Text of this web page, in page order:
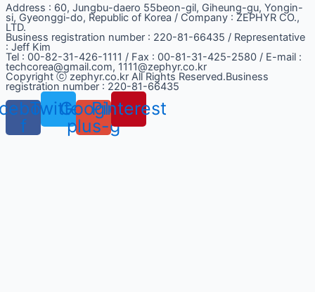
Address : 60, Jungbu-daero 55beon-gil, Giheung-gu, Yongin-
si, Gyeonggi-do, Republic of Korea / Company : ZEPHYR CO.,
LTD.
Business registration number : 220-81-66435 / Representative
: Jeff Kim
Tel : 00-82-31-426-1111 / Fax : 00-81-31-425-2580 / E-mail :
techcorea@gmail.com, 1111@zephyr.co.kr
Copyright ⓒ zephyr.co.kr All Rights Reserved.Business
registration number : 220-81-66435
f
TwitterGoogle-
plus-g
Pinterest